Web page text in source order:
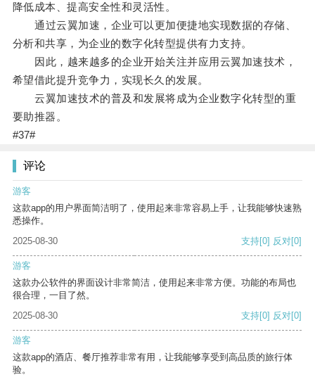
降低成本、提高安全性和灵活性。
通过云翼加速，企业可以更加便捷地实现数据的存储、
分析和共享，为企业的数字化转型提供有力支持。
因此，越来越多的企业开始关注并应用云翼加速技术，
希望借此提升竞争力，实现长久的发展。
云翼加速技术的普及和发展将成为企业数字化转型的重
要助推器。
#37#
评论
游客
这款app的用户界面简洁明了，使用起来非常容易上手，让我能够快速熟
悉操作。
2025-08-30
支持[0] 反对[0]
游客
这款办公软件的界面设计非常简洁，使用起来非常方便。功能的布局也
很合理，一目了然。
2025-08-30
支持[0] 反对[0]
游客
这款app的酒店、餐厅推荐非常有用，让我能够享受到高品质的旅行体
验。